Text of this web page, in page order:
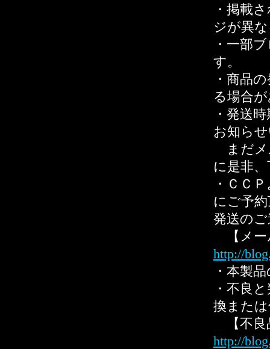
・掲載
ジが異
・一部
す。
・商品
る場合
・発送
お知ら
まだメ
に是非
・ＣＣ
にご予
発送の
【メー
http://
・本製
・不良
換また
【不
http://